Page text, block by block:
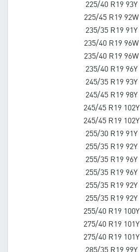
225/40 R19 93Y
225/45 R19 92W
235/35 R19 91Y
235/40 R19 96W
235/40 R19 96W
235/40 R19 96Y
245/35 R19 93Y
245/45 R19 98Y
245/45 R19 102Y
245/45 R19 102Y
255/30 R19 91Y
255/35 R19 92Y
255/35 R19 96Y
255/35 R19 96Y
255/35 R19 92Y
255/35 R19 92Y
255/40 R19 100Y
275/40 R19 101Y
275/40 R19 101Y
285/35 R19 99Y